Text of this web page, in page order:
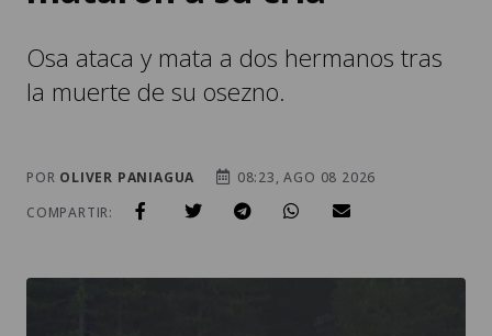
Osa ataca y mata a dos hermanos tras
la muerte de su osezno.
POR OLIVER PANIAGUA
08:23, AGO 08 2026
COMPARTIR: